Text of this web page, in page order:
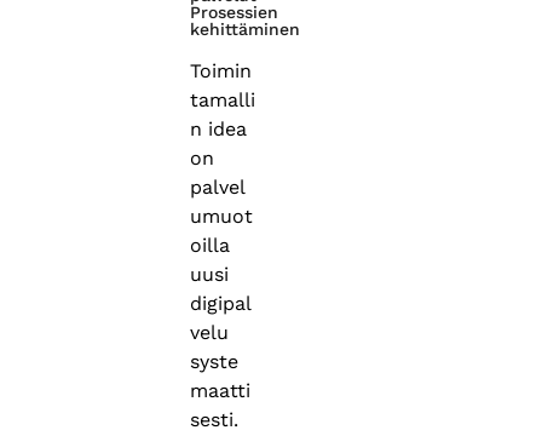
Prosessien
kehittäminen
Toimin
tamalli
n idea
on
palvel
umuot
oilla
uusi
digipal
velu
syste
maatti
sesti.